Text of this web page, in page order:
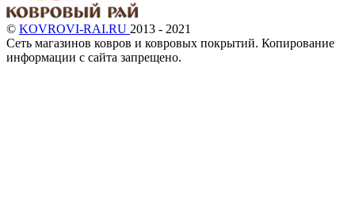
© KOVROVI-RAI.RU 2013 - 2021
Сеть магазинов ковров и ковровых покрытий. Копирование
информации с сайта запрещено.